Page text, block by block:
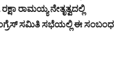
ರಾಮಯ್ಯ ನೇತೃತ್ವದಲ್ಲಿ
ಸಮಿತಿ ಸಭೆಯಲ್ಲಿ ಈ ಸಂಬಂಧ